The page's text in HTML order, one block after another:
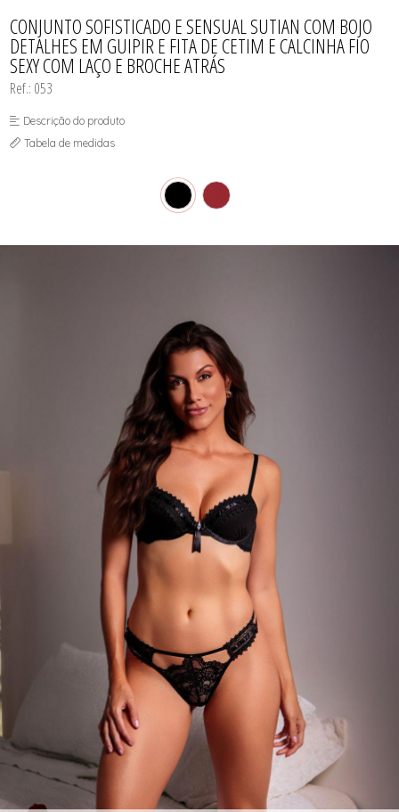
CONJUNTO SOFISTICADO E SENSUAL SUTIAN COM BOJO
DETALHES EM GUIPIR E FITA DE CETIM E CALCINHA FIO
SEXY COM LAÇO E BROCHE ATRÁS
Ref.: 053
Descrição do produto
Tabela de medidas